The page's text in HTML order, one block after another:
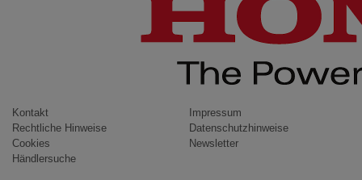
CIVIC / CIVIC LIMOUSINE
INSIGHT
ACCORD
Kontakt
Impressum
Rechtliche Hinweise
Datenschutzhinweise
Cookies
Newsletter
Händlersuche